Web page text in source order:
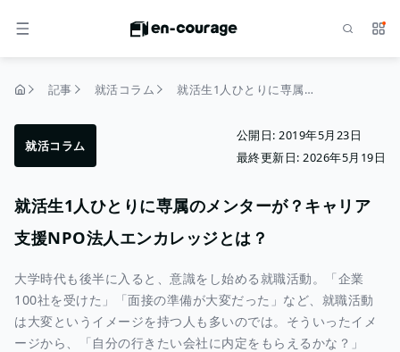
メニュー サ
記事 就活コラム 就活生1人ひとりに専属のメンターが？キャリア支援NPO法人エンカレッジとは？
就活コラム
公開日: 2019年5月23日
最終更新日: 2026年5月19日
就活生1人ひとりに専属のメンターが？キャリア
支援NPO法人エンカレッジとは？
大学時代も後半に入ると、意識をし始める就職活動。「企業
100社を受けた」「面接の準備が大変だった」など、就職活動
は大変というイメージを持つ人も多いのでは。そういったイメ
ージから、「自分の行きたい会社に内定をもらえるかな？」